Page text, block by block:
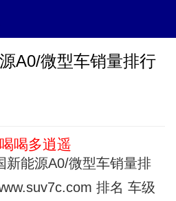
A0/微型车销量排行
喝多逍遥
新能源A0/微型车销量排
排名 车级